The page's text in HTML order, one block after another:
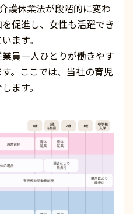
護休業法が段階的に変わ
促進し、女性も活躍でき
ます。
員一人ひとりが働きやす
。ここでは、当社の育児
ます。